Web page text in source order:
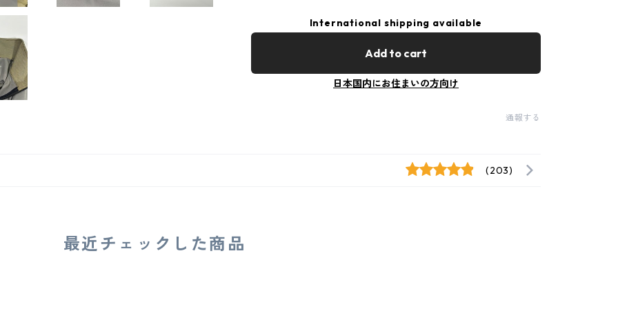
International shipping available
Add to cart
日本国内にお住まいの方向け
通報する
(203)
最近チェックした商品